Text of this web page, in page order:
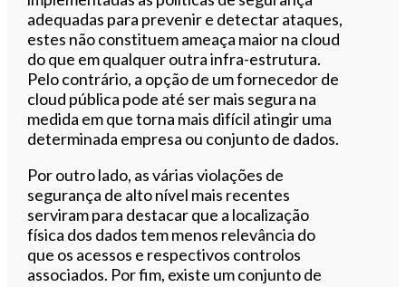
adequadas para prevenir e detectar ataques,
estes não constituem ameaça maior na cloud
do que em qualquer outra infra-estrutura.
Pelo contrário, a opção de um fornecedor de
cloud pública pode até ser mais segura na
medida em que torna mais difícil atingir uma
determinada empresa ou conjunto de dados.
Por outro lado, as várias violações de
segurança de alto nível mais recentes
serviram para destacar que a localização
física dos dados tem menos relevância do
que os acessos e respectivos controlos
associados. Por fim, existe um conjunto de